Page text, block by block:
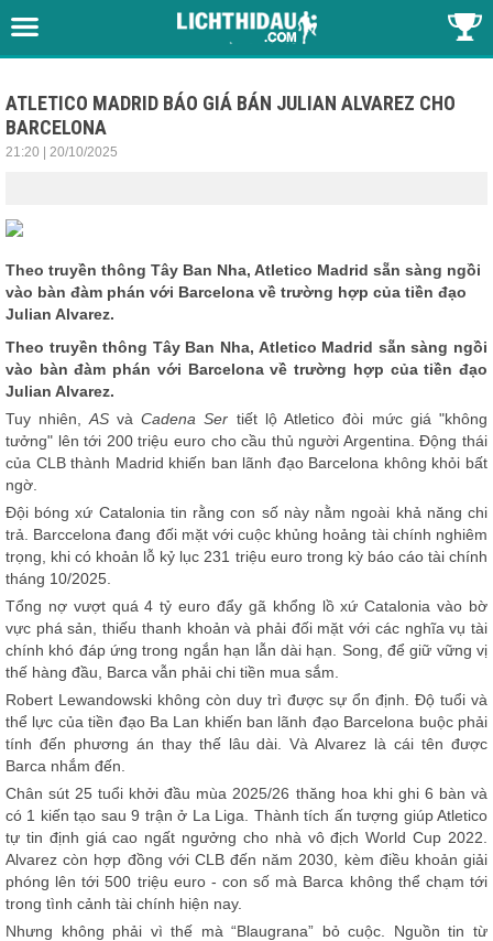
ATLETICO MADRID BÁO GIÁ BÁN JULIAN ALVAREZ CHO
BARCELONA
21:20 | 20/10/2025
Theo truyền thông Tây Ban Nha, Atletico Madrid sẵn sàng ngồi
vào bàn đàm phán với Barcelona về trường hợp của tiền đạo
Julian Alvarez.
Theo truyền thông Tây Ban Nha, Atletico Madrid sẵn sàng ngồi
vào bàn đàm phán với Barcelona về trường hợp của tiền đạo
Julian Alvarez.
Tuy nhiên,
ASvà Cadena Ser tiết lộ Atletico đòi mức giá "không
tưởng" lên tới 200 triệu euro cho cầu thủ người Argentina. Động thái
của CLB thành Madrid khiến ban lãnh đạo Barcelona không khỏi bất
ngờ.
Đội bóng xứ Catalonia tin rằng con số này nằm ngoài khả năng chi
trả. Barccelona đang đối mặt với cuộc khủng hoảng tài chính nghiêm
trọng, khi có khoản lỗ kỷ lục 231 triệu euro trong kỳ báo cáo tài chính
tháng 10/2025.
Tổng nợ vượt quá 4 tỷ euro đẩy gã khổng lồ xứ Catalonia vào bờ
vực phá sản, thiếu thanh khoản và phải đối mặt với các nghĩa vụ tài
chính khó đáp ứng trong ngắn hạn lẫn dài hạn. Song, để giữ vững vị
thế hàng đầu, Barca vẫn phải chi tiền mua sắm.
Robert Lewandowski không còn duy trì được sự ổn định. Độ tuổi và
thể lực của tiền đạo Ba Lan khiến ban lãnh đạo Barcelona buộc phải
tính đến phương án thay thế lâu dài. Và Alvarez là cái tên được
Barca nhắm đến.
Chân sút 25 tuổi khởi đầu mùa 2025/26 thăng hoa khi ghi 6 bàn và
có 1 kiến tạo sau 9 trận ở La Liga. Thành tích ấn tượng giúp Atletico
tự tin định giá cao ngất ngưởng cho nhà vô địch World Cup 2022.
Alvarez còn hợp đồng với CLB đến năm 2030, kèm điều khoản giải
phóng lên tới 500 triệu euro - con số mà Barca không thể chạm tới
trong tình cảnh tài chính hiện nay.
Nhưng không phải vì thế mà “Blaugrana” bỏ cuộc. Nguồn tin từ